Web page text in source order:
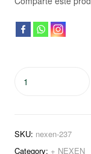
SKU: nexen-237
Category: + NEXEN